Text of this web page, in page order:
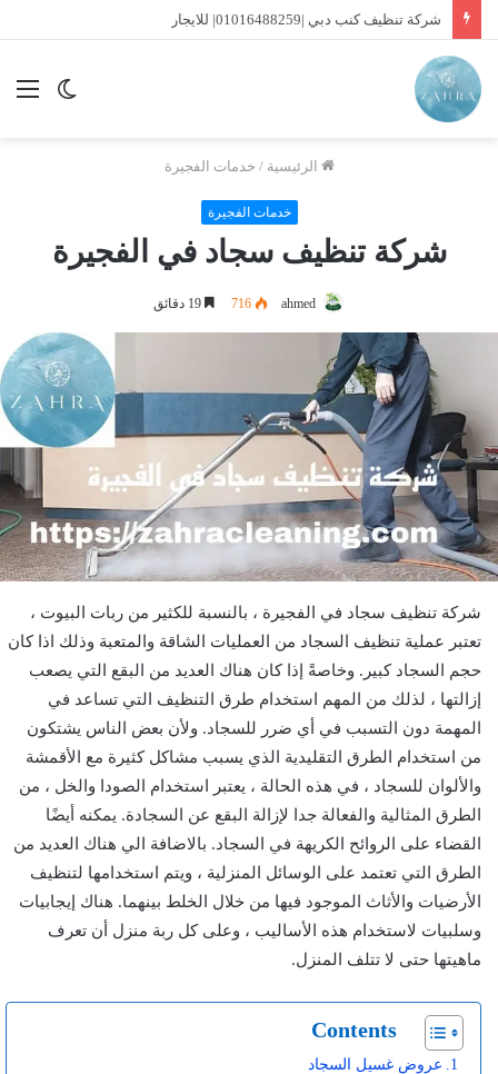
شركة تنظيف سجاد الشارقة |01016488259| للايجار
الوضع
الرئيسية / خدمات الفجيرة
خدمات الفجيرة
شركة تنظيف سجاد في الفجيرة
ahmed
716
شركة تنظيف سجاد في الفجيرة ، بالنسبة للكثير من ربات البيوت ،
تعتبر عملية تنظيف السجاد من العمليات الشاقة والمتعبة وذلك اذا كان
حجم السجاد كبير. وخاصةً إذا كان هناك العديد من البقع التي يصعب
إزالتها ، لذلك من المهم استخدام طرق التنظيف التي تساعد في
المهمة دون التسبب في أي ضرر للسجاد. ولأن بعض الناس يشتكون
من استخدام الطرق التقليدية الذي يسبب مشاكل كثيرة مع الأقمشة
والألوان للسجاد ، في هذه الحالة ، يعتبر استخدام الصودا والخل ، من
الطرق المثالية والفعالة جدا لإزالة البقع عن السجادة. يمكنه أيضًا
القضاء على الروائح الكريهة في السجاد. بالاضافة الي هناك العديد من
الطرق التي تعتمد على الوسائل المنزلية ، ويتم استخدامها لتنظيف
الأرضيات والأثاث الموجود فيها من خلال الخلط بينهما. هناك إيجابيات
وسلبيات لاستخدام هذه الأساليب ، وعلى كل ربة منزل أن تعرف
ماهيتها حتى لا تتلف المنزل.
Contents
عروض غسيل السجاد